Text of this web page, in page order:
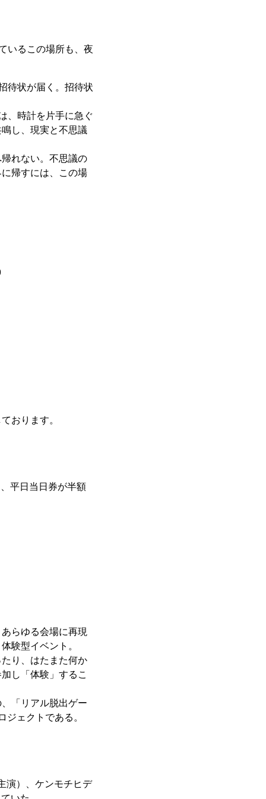
いるこの場所も、夜
待状が届く。招待状
、時計を片手に急ぐ
し、現実と不思議
れない。不思議の
帰すには、この場
おります。
平日当日券が半額
らゆる会場に再現
験型イベント。
り、はたまた何か
し「体験」するこ
「リアル脱出ゲー
ェクトである。
演）、ケンモチヒデ